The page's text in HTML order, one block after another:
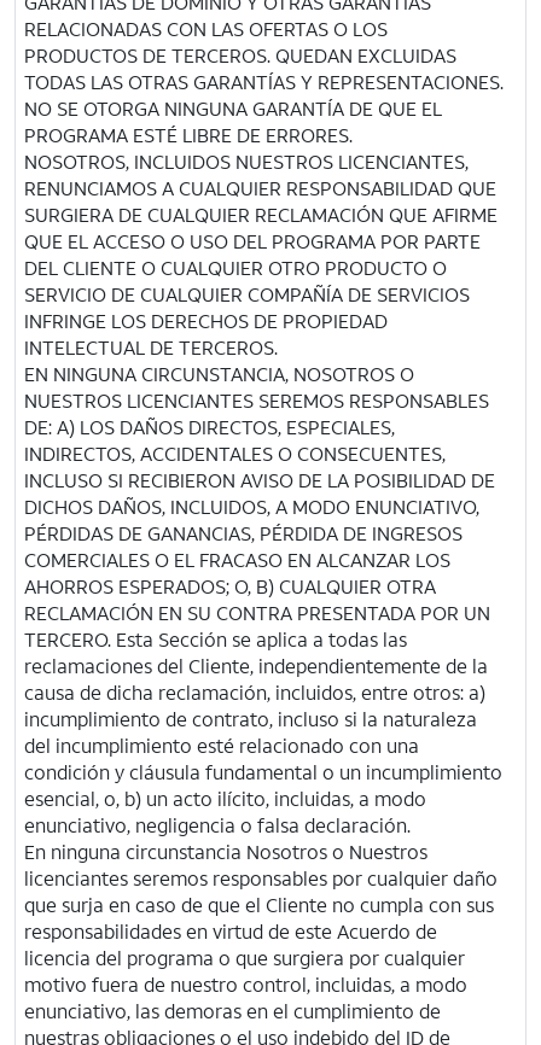
RELACIONADAS CON LAS OFERTAS O LOS
PRODUCTOS DE TERCEROS. QUEDAN EXCLUIDAS
TODAS LAS OTRAS GARANTÍAS Y REPRESENTACIONES.
NO SE OTORGA NINGUNA GARANTÍA DE QUE EL
PROGRAMA ESTÉ LIBRE DE ERRORES.
NOSOTROS, INCLUIDOS NUESTROS LICENCIANTES,
RENUNCIAMOS A CUALQUIER RESPONSABILIDAD QUE
SURGIERA DE CUALQUIER RECLAMACIÓN QUE AFIRME
QUE EL ACCESO O USO DEL PROGRAMA POR PARTE
DEL CLIENTE O CUALQUIER OTRO PRODUCTO O
SERVICIO DE CUALQUIER COMPAÑÍA DE SERVICIOS
INFRINGE LOS DERECHOS DE PROPIEDAD
INTELECTUAL DE TERCEROS.
EN NINGUNA CIRCUNSTANCIA, NOSOTROS O
NUESTROS LICENCIANTES SEREMOS RESPONSABLES
DE: A) LOS DAÑOS DIRECTOS, ESPECIALES,
INDIRECTOS, ACCIDENTALES O CONSECUENTES,
INCLUSO SI RECIBIERON AVISO DE LA POSIBILIDAD DE
DICHOS DAÑOS, INCLUIDOS, A MODO ENUNCIATIVO,
PÉRDIDAS DE GANANCIAS, PÉRDIDA DE INGRESOS
COMERCIALES O EL FRACASO EN ALCANZAR LOS
AHORROS ESPERADOS; O, B) CUALQUIER OTRA
RECLAMACIÓN EN SU CONTRA PRESENTADA POR UN
TERCERO. Esta Sección se aplica a todas las
reclamaciones del Cliente, independientemente de la
causa de dicha reclamación, incluidos, entre otros: a)
incumplimiento de contrato, incluso si la naturaleza
del incumplimiento esté relacionado con una
condición y cláusula fundamental o un incumplimiento
esencial, o, b) un acto ilícito, incluidas, a modo
enunciativo, negligencia o falsa declaración.
En ninguna circunstancia Nosotros o Nuestros
licenciantes seremos responsables por cualquier daño
que surja en caso de que el Cliente no cumpla con sus
responsabilidades en virtud de este Acuerdo de
licencia del programa o que surgiera por cualquier
motivo fuera de nuestro control, incluidas, a modo
enunciativo, las demoras en el cumplimiento de
nuestras obligaciones o el uso indebido del ID de